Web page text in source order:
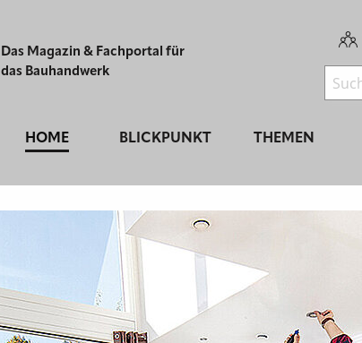
Das Magazin & Fachportal für
das Bauhandwerk
HOME BLICKPUNKT THEMEN